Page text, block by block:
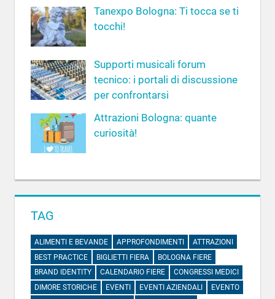
Tanexpo Bologna: Ti tocca se ti
tocchi!
Supporti musicali forum
tecnico: i portali di discussione
per confrontarsi
Attrazioni Bologna: quante
curiosità!
TAG
ALIMENTI E BEVANDE APPROFONDIMENTI
ATTRAZIONI
BEST PRACTICE
BIGLIETTI FIERA
BOLOGNA FIERE
BRAND IDENTITY
CALENDARIO FIERE
CONGRESSI MEDICI
DIMORE STORICHE
EVENTI EVENTI AZIENDALI
EVENTO